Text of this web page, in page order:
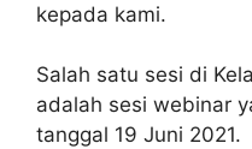
kepada kami.
Salah satu sesi di
adalah sesi webinar
tanggal 19 Juni